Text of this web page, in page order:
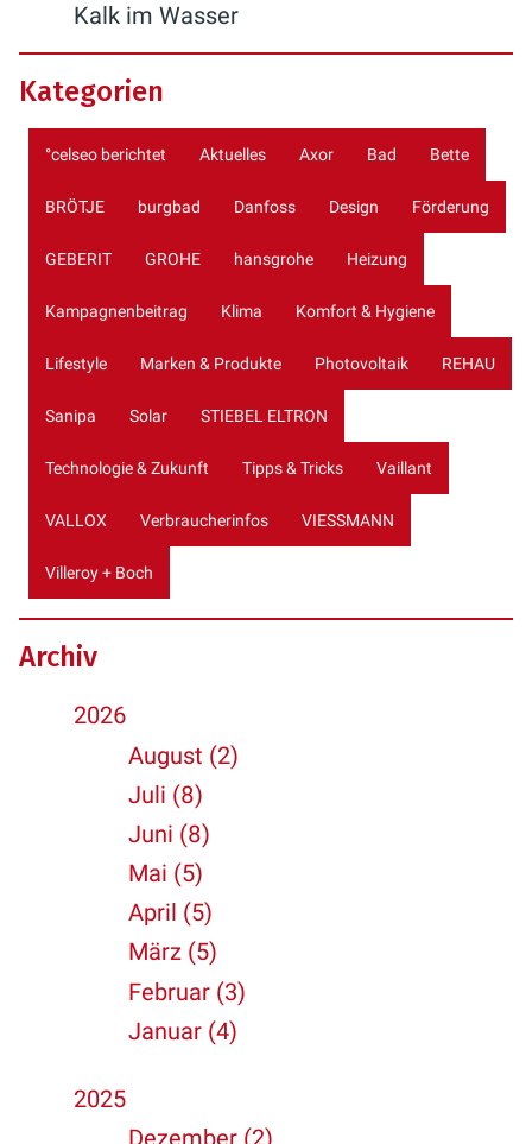
Kalk im Wasser
Kategorien
°celseo berichtet Aktuelles Axor Bad Bette
BRÖTJE burgbad Danfoss Design Förderung
GEBERIT GROHE hansgrohe Heizung
Kampagnenbeitrag Klima Komfort & Hygiene
Lifestyle Marken & Produkte Photovoltaik REHAU
Sanipa Solar STIEBEL ELTRON
Technologie & Zukunft Tipps & Tricks Vaillant
VALLOX Verbraucherinfos VIESSMANN
Villeroy + Boch
Archiv
2026
August (2)
Juli (8)
Juni (8)
Mai (5)
April (5)
März (5)
Februar (3)
Januar (4)
2025
Dezember (2)